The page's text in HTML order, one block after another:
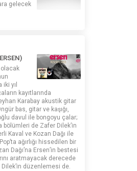
gelecek
olacak
yıl
kayıtlarında
Karabay akustik gitar
bas, gitar ve kaşığı,
davul ile bongoyu çalar;
bölümleri de Zafer Dilek’in
Kaval ve Kozan Dağı ile
ağırlığı hissedilen bir
Dağı’na Ersen’in bestesi
aratmayacak derecede
Dilek’in düzenlemesi de.